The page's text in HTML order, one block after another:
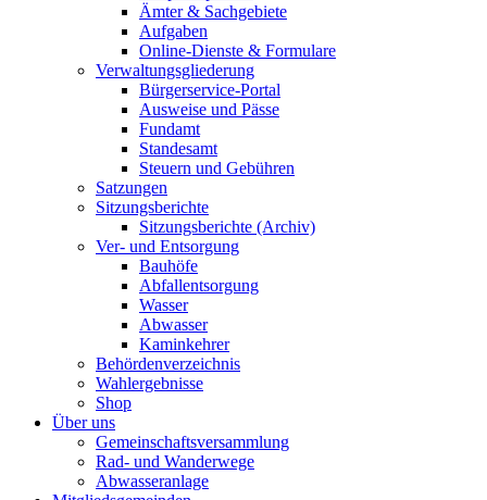
Ämter & Sachgebiete
Aufgaben
Online-Dienste & Formulare
Verwaltungsgliederung
Bürgerservice-Portal
Ausweise und Pässe
Fundamt
Standesamt
Steuern und Gebühren
Satzungen
Sitzungsberichte
Sitzungsberichte (Archiv)
Ver- und Entsorgung
Bauhöfe
Abfallentsorgung
Wasser
Abwasser
Kaminkehrer
Behördenverzeichnis
Wahlergebnisse
Shop
Über uns
Gemeinschaftsversammlung
Rad- und Wanderwege
Abwasseranlage